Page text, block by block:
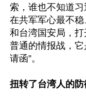
索，谁也不知道习
在共军军心最不
和台湾国安局，
普通的情报战，
请函”。
扭转了台湾人的